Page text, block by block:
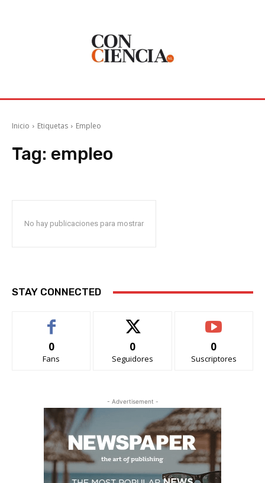
Inicio Etiquetas Empleo
Tag: empleo
No hay publicaciones para mostrar
STAY CONNECTED
0
Fans
0
Seguidores
0
Suscriptores
- Advertisement -